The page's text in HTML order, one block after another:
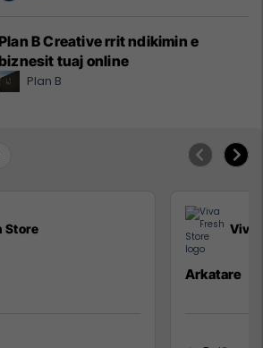
B Creative rrit ndikimin e
tuaj online
Plan B
Store Viva
Arkatare